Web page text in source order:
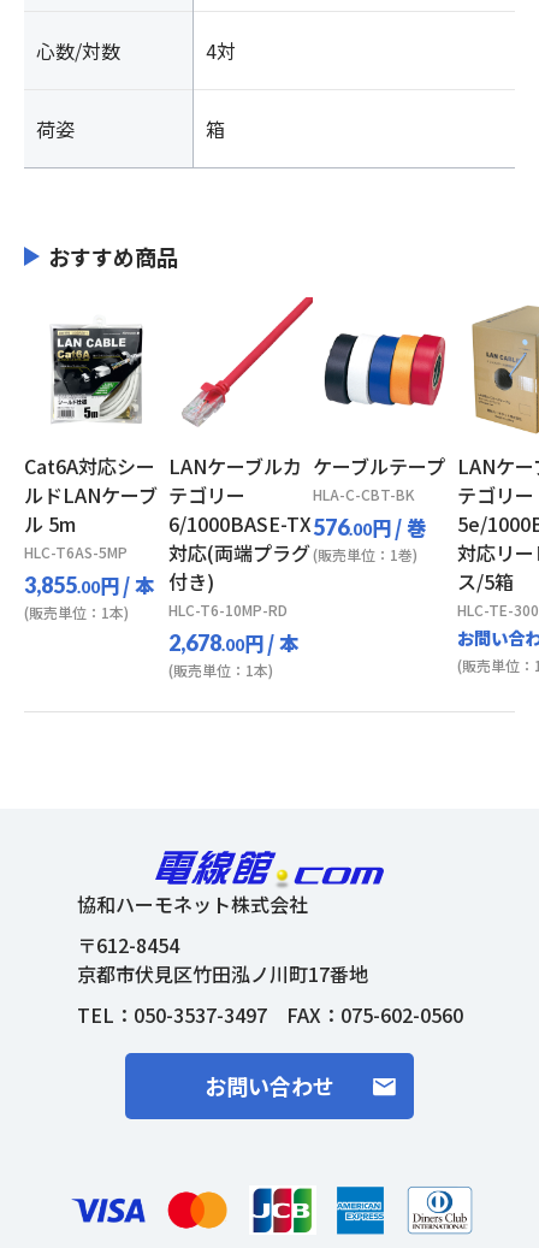
個心数/対数 4対
荷姿 箱
おすすめ商品
Cat6A対応シー
ルドLANケーブ
ル 5m
HLC-T6AS-5MP
3,855.00円/ 本
(販売単位：1本)
LANケーブルカ
テゴリー
6/1000BASE-TX
対応(両端プラグ
付き)
HLC-T6-10MP-RD
2,678.00円/ 本
(販売単位：1本)
ケーブルテープ
HLA-C-CBT-BK
576.00円/ 巻
(販売単位：1巻)
LANケ
テゴリー
5e/
対応リ
ス/5箱
HLC-TE-
お問い合
(販売単位：
協和ハーモネット株式会社
〒612-8454
京都市伏見区竹田泓ノ川町17番地
TEL： 050-3537-3497FAX：075-602-0560
お問い合わせ